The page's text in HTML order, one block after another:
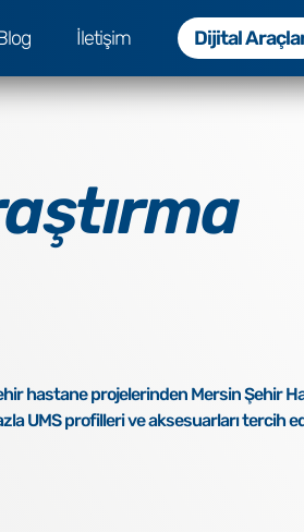
İletişim Dijital
hastane projelerinden Mersin Şehir
UMS profilleri ve aksesuarları tercih